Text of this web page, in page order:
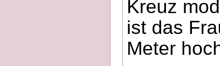
Kreuz
ist das
Meter